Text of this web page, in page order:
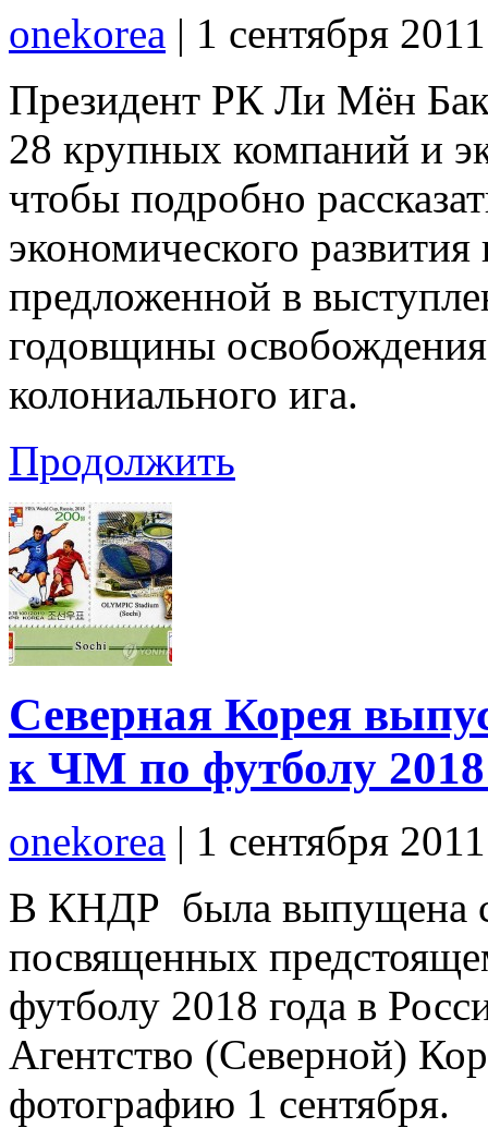
onekorea | 1 сентября
Президент РК Ли Мён Бак
28 крупных компаний и
чтобы подробно
экономического
предложенной в
годовщины
колониального ига.
Продолжить
Северная Корея
к ЧМ по футболу 2018
onekorea | 1 сентября
В КНДР была выпущена
посвященных
футболу 2018 года в
Агентство (Северной)
фотографию 1 сентября.